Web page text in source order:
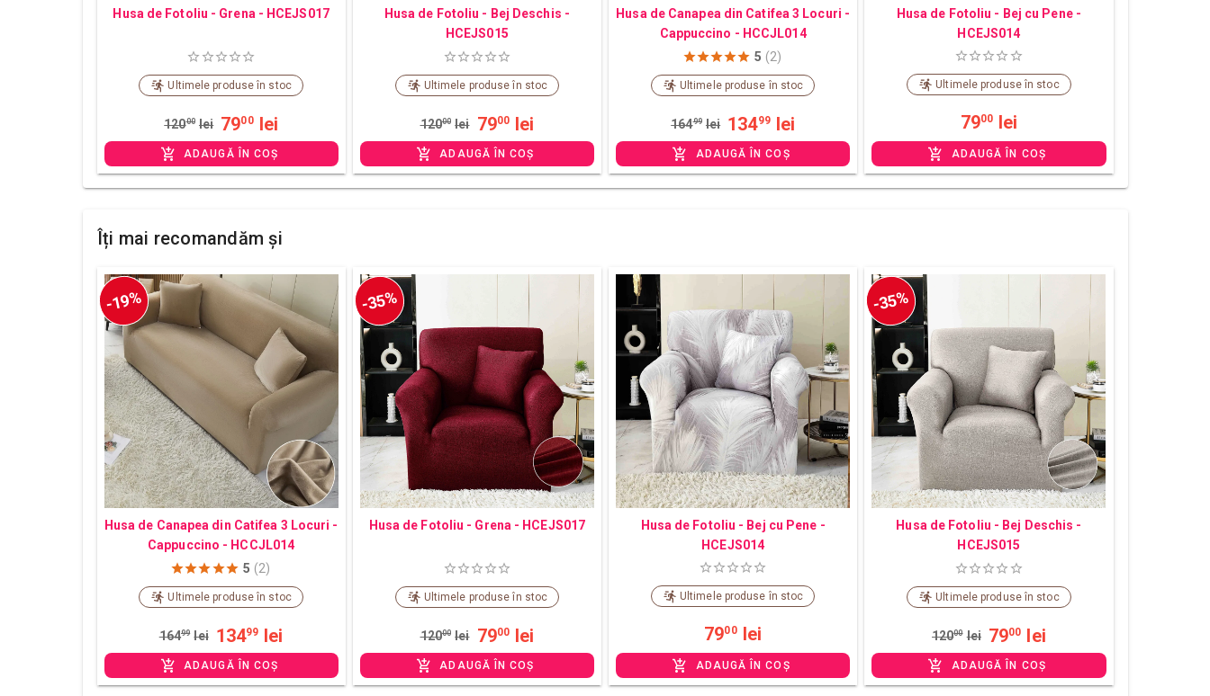
Husa de Fotoliu - Grena - HCEJS017
Ultimele produse în stoc
12000 lei 7900 lei
ADAUGĂ ÎN COȘ
Husa de Fotoliu - Bej Deschis -
HCEJS015
Ultimele produse în stoc
12000 lei 7900 lei
ADAUGĂ ÎN COȘ
Husa de Canapea din Catifea 3 Locuri -
Cappuccino - HCCJL014
5 (2)
Ultimele produse în stoc
16499 lei 13499 lei
ADAUGĂ ÎN COȘ
Husa de Fotoliu - Bej cu Pene -
HCEJS014
Ultimele produse în stoc
7900 lei
ADAUGĂ ÎN COȘ
Îți mai recomandăm și
-19%
Husa de Canapea din Catifea 3 Locuri -
Cappuccino - HCCJL014
5 (2)
Ultimele produse în stoc
16499 lei 13499 lei
ADAUGĂ ÎN COȘ
-35%
Husa de Fotoliu - Grena - HCEJS017
Ultimele produse în stoc
12000 lei 7900 lei
ADAUGĂ ÎN COȘ
Husa de Fotoliu - Bej cu Pene -
HCEJS014
Ultimele produse în stoc
7900 lei
ADAUGĂ ÎN COȘ
-35%
Husa de Fotoliu - Bej Deschis -
HCEJS015
Ultimele produse în stoc
12000 lei 7900 lei
ADAUGĂ ÎN COȘ